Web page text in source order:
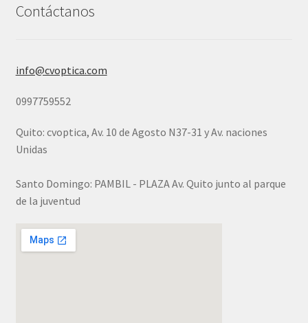
Contáctanos
info@cvoptica.com
0997759552
Quito: cvoptica, Av. 10 de Agosto N37-31 y Av. naciones
Unidas
Santo Domingo: PAMBIL - PLAZA Av. Quito junto al parque
de la juventud